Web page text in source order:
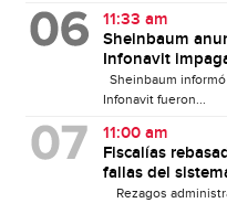
11:33 am
Sheinbaum
Infonavit
Sheinbaum
Infonavit fueron...
11:00 am
Fiscalías
fallas del
Rezagos